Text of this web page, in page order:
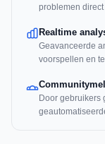
problemen
Realtime
Geavanceerde
voorspellen en
Door gebruikers